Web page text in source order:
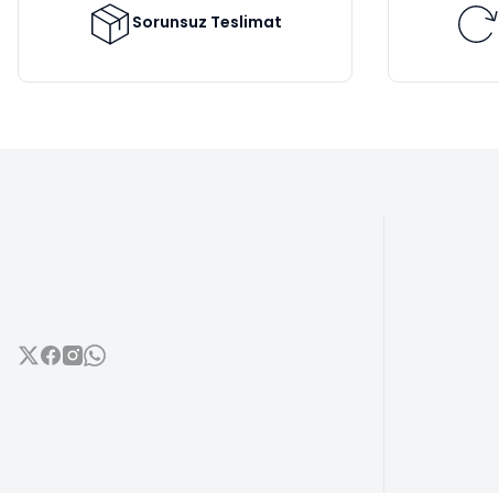
Bu ürüne benzer farklı alternatifler olmalı.
Sorunsuz Teslimat